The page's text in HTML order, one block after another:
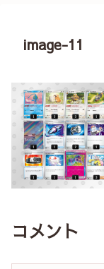
image-11
コメント